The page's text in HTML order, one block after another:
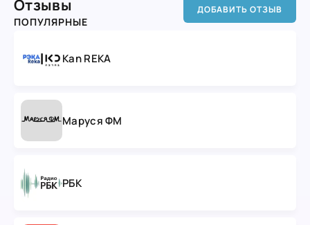
Отзывы ДОБАВИТЬ ОТЗЫВ
ПОПУЛЯРНЫЕ
Kan REKA
Маруся ФМ
РБК